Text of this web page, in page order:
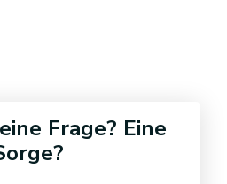
Frage? Eine